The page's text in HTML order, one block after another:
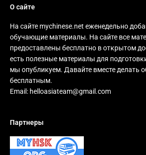
О сайте
На сайте mychinese.net еженедельно
обучающие материалы. На сайте все
предоставлены бесплатно в открытом
есть полезные материалы для
мы опубликуем. Давайте вместе делать
бесплатным.
Email: helloasiateam@gmail.com
Партнеры